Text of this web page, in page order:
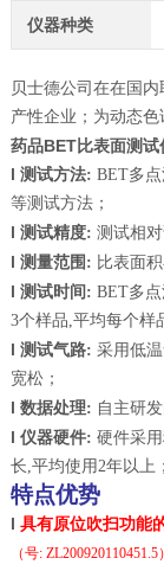
仪器种类
贝士德公司在在国
产性企业；为动态
药品BET比表面测试
l 测试方法: BET多
等测试方法；
l 测试精度: 测试相
l 测量范围 : 比表面
l 测试时间 : BET多
3个样品,平均每个样
l 测试气路: 采用低
宽松；
l 数据处理: 自主研
l 仪器硬件: 硬件采
长,平均使用2年以上
特点优势
l 具有原位吹扫功能
（号: ZL200920110451.5